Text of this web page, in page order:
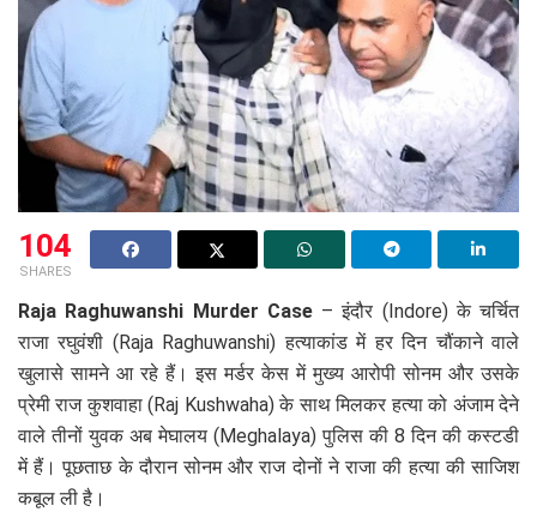
104
SHARES
Raja Raghuwanshi Murder Case– इंदौर (Indore) के चर्चित
राजा रघुवंशी (Raja Raghuwanshi) हत्याकांड में हर दिन चौंकाने वाले
खुलासे सामने आ रहे हैं। इस मर्डर केस में मुख्य आरोपी सोनम और उसके
प्रेमी राज कुशवाहा (Raj Kushwaha) के साथ मिलकर हत्या को अंजाम देने
वाले तीनों युवक अब मेघालय (Meghalaya) पुलिस की 8 दिन की कस्टडी
में हैं। पूछताछ के दौरान सोनम और राज दोनों ने राजा की हत्या की साजिश
कबूल ली है।